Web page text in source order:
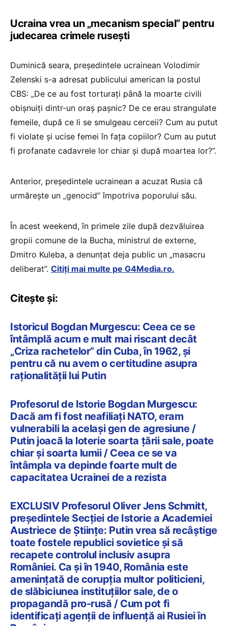
Ucraina vrea un „mecanism special” pentru
judecarea crimele rusești
Duminică seara, președintele ucrainean Volodimir
Zelenski s-a adresat publicului american la postul
CBS: „De ce au fost torturați până la moarte civili
obișnuiți dintr-un oraș pașnic? De ce erau strangulate
femeile, după ce li se smulgeau cerceii? Cum au putut
fi violate și ucise femei în fața copiilor? Cum au putut
fi profanate cadavrele lor chiar și după moartea lor?”.
Anterior, președintele ucrainean a acuzat Rusia că
urmărește un „genocid” împotriva poporului său.
În acest weekend, în primele zile după dezvăluirea
gropii comune de la Bucha, ministrul de externe,
Dmitro Kuleba, a denunțat deja public un „masacru
deliberat”. Citiți mai multe pe G4Media.ro.
Citește și:
Istoricul Bogdan Murgescu: Ceea ce se
întâmplă acum e mult mai riscant decât
„Criza rachetelor” din Cuba, în 1962, și
pentru că nu avem o certitudine asupra
raționalității lui Putin
Profesorul de Istorie Bogdan Murgescu:
Dacă am fi fost neafiliați NATO, eram
vulnerabili la același gen de agresiune /
Putin joacă la loterie soarta țării sale, poate
chiar și soarta lumii / Ceea ce se va
întâmpla va depinde foarte mult de
capacitatea Ucrainei de a rezista
EXCLUSIV Profesorul Oliver Jens Schmitt,
președintele Secției de Istorie a Academiei
Austriece de Științe: Putin vrea să recâștige
toate fostele republici sovietice și să
recapete controlul inclusiv asupra
României. Ca și în 1940, România este
amenințată de corupția multor politicieni,
de slăbiciunea instituțiilor sale, de o
propagandă pro-rusă / Cum pot fi
identificați agenții de influență ai Rusiei în